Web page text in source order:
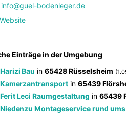
info@guel-bodenleger.de
Website
Einträge in der Umgebung
Harizi Bau in 65428 Rüsselsheim
Kamerzantransport in 65439
Ferit Leci Raumgestaltung in 65439
Niedenzu Montageservice rund